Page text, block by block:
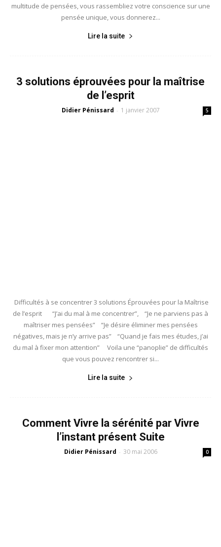
multitude de pensées, vous rassembliez votre conscience sur une
pensée unique, vous donnerez...
Lire la suite
3 solutions éprouvées pour la maîtrise
de l’esprit
Didier Pénissard - 1 janvier 2007 5
Difficultés à se concentrer 3 solutions Éprouvées pour la Maîtrise
de l’esprit “J’ai du mal à me concentrer”, “Je ne parviens pas à
maîtriser mes pensées” “Je désire éliminer mes pensées
négatives, mais je n’y arrive pas” “Quand je fais mes études, j’ai
du mal à fixer mon attention” Voila une “panoplie” de difficultés
que vous pouvez rencontrer si...
Lire la suite
Comment Vivre la sérénité par Vivre
l’instant présent Suite
Didier Pénissard - 30 mai 2006 0